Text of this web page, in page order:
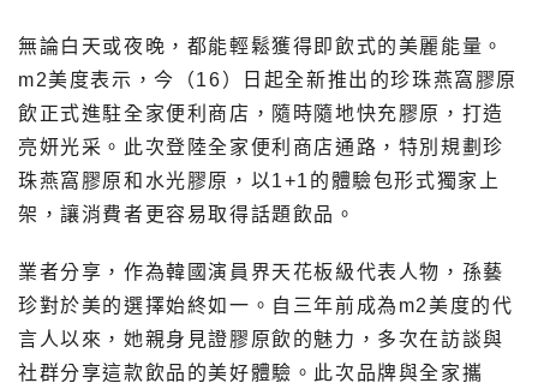
無論白天或夜晚，都能輕鬆獲得即飲式的美麗能量。
m2美度表示，今（16）日起全新推出的珍珠燕窩膠原
飲正式進駐全家便利商店，隨時隨地快充膠原，打造
亮妍光采。此次登陸全家便利商店通路，特別規劃珍
珠燕窩膠原和水光膠原，以1+1的體驗包形式獨家上
架，讓消費者更容易取得話題飲品。
業者分享，作為韓國演員界天花板級代表人物，孫藝
珍對於美的選擇始終如一。自三年前成為m2美度的代
言人以來，她親身見證膠原飲的魅力，多次在訪談與
社群分享這款飲品的美好體驗。此次品牌與全家攜